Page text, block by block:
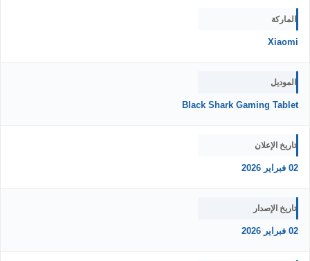
الماركة
Xiaomi
الموديل
Black Shark Gaming Tablet
تاريخ الإعلان
02 فبراير 2026
تاريخ الإصدار
02 فبراير 2026